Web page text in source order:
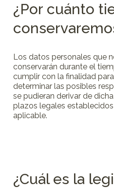
¿Por cuánto
Los datos personales que
conservarán durante el
cumplir con la finalidad
determinar las posibles
se pudieran derivar de
plazos legales
aplicable.
¿Cuál es la